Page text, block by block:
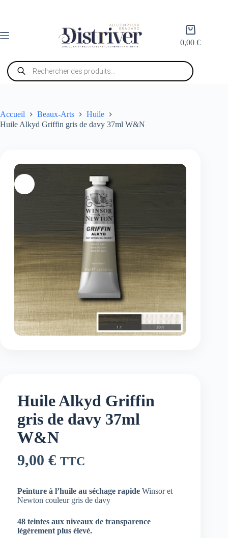
Panier
d’achat
0,00€
Recherche
de
produits
Accueil Beaux-Arts
Huile
Huile Alkyd Griffin gris de davy 37ml W&N
Huile Alkyd Griffin
gris de davy 37ml
W&N
9,00 € TTC
Peinture à l’huile au séchage rapide Winsor et
Newton couleur gris de davy
48 teintes aux niveaux de transparence
légèrement plus élevé.